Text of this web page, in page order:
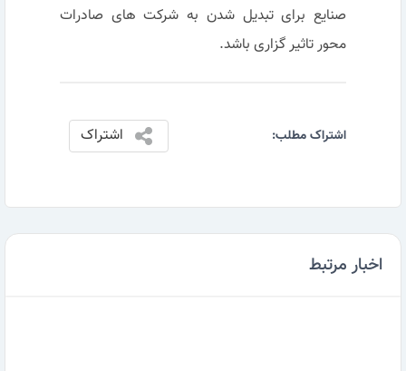
صنایع برای تبدیل شدن به شرکت های صادرات
محور تاثیر گزاری باشد.
اشتراک مطلب: اشتراک
اخبار مرتبط